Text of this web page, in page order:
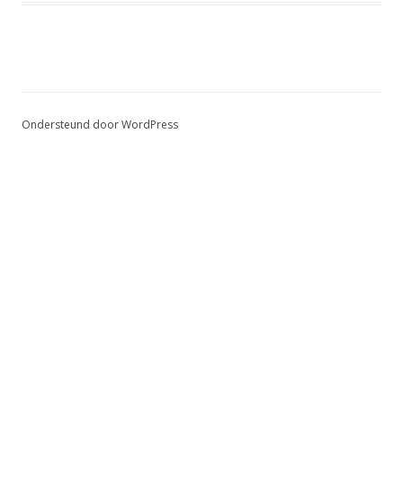
Ondersteund door WordPress